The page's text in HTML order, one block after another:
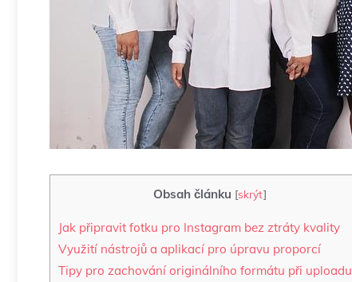
Obsah článku [skrýt]
Jak připravit fotku ⁢pro Instagram bez ztráty kvality
Využití ‍nástrojů a aplikací ⁢pro‍ úpravu proporcí
Tipy pro zachování originálního ⁣formátu ⁢při uploadu